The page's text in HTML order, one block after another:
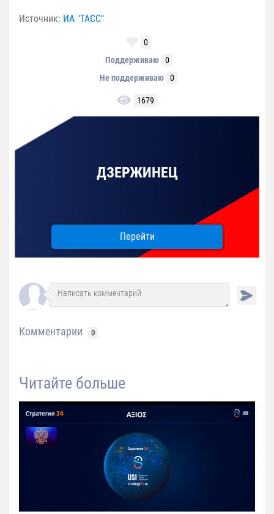
Источник: ИА "ТАСС"
0
Поддерживаю
0
Не поддерживаю
0
1679
ДЗЕРЖИНЕЦ
Перейти
Комментарии 0
Читайте больше